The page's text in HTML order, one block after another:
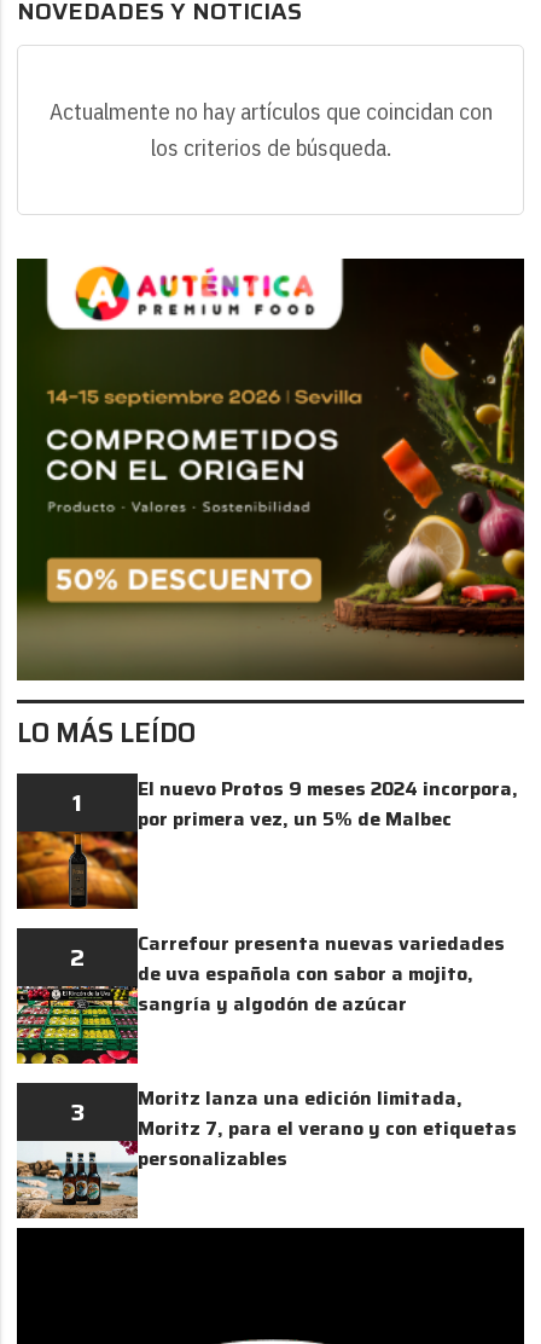
NOVEDADES Y NOTICIAS
Actualmente no hay artículos que coincidan con
los criterios de búsqueda.
LO MÁS LEÍDO
1
El nuevo Protos 9 meses 2024 incorpora,
por primera vez, un 5% de Malbec
2
Carrefour presenta nuevas variedades
de uva española con sabor a mojito,
sangría y algodón de azúcar
3
Moritz lanza una edición limitada,
Moritz 7, para el verano y con etiquetas
personalizables